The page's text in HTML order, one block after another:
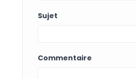
Sujet
Commentaire